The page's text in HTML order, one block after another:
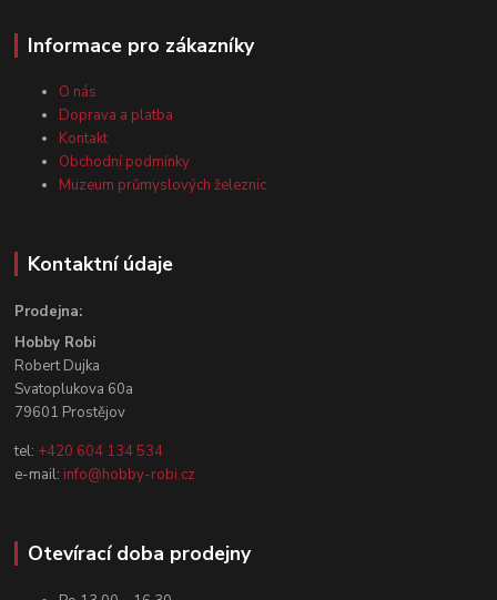
Informace pro zákazníky
O nás
Doprava a platba
Kontakt
Obchodní podmínky
Muzeum průmyslových železnic
Kontaktní údaje
Prodejna:
Hobby Robi
Robert Dujka
Svatoplukova 60a
79601 Prostějov
tel: +420 604 134 534
e-mail: info@hobby-robi.cz
Otevírací doba prodejny